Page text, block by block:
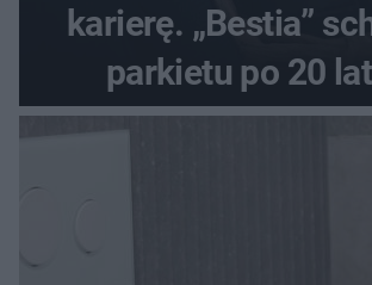
karierę. „Bestia”
parkietu po 20